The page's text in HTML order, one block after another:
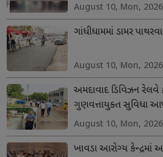
August 10, Mon, 2026
ગાંધીધામમાં ડામર
August 10, Mon, 2026
અમદાવાદ ડિવિઝન રેલવે
ગુણવત્તાયુક્ત સુવિધા
August 10, Mon, 2026
ખાવડા આરોગ્ય કેન્દ્રમાં